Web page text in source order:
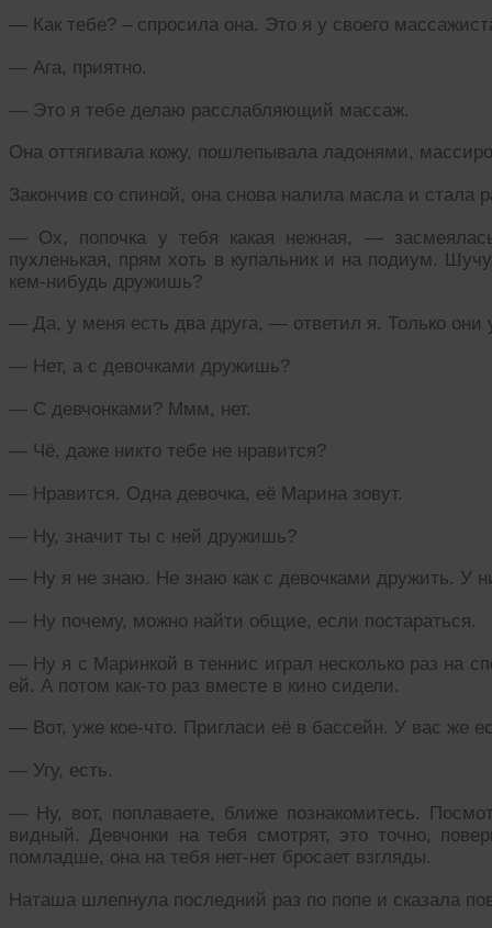
— Как тебе? – спросила она. Это я у своего
— Ага, приятно.
— Это я тебе делаю расслабляющий массаж.
Она оттягивала кожу, пошлепывала ладонями,
Закончив со спиной, она снова налила масла и стала
— Ох, попочка у тебя какая нежная, —
пухленькая, прям хоть в купальник и на подиум.
кем-нибудь дружишь?
— Да, у меня есть два друга, — ответил я. Только они
— Нет, а с девочками дружишь?
— С девчонками? Ммм, нет.
— Чё, даже никто тебе не нравится?
— Нравится. Одна девочка, её Марина зовут.
— Ну, значит ты с ней дружишь?
— Ну я не знаю. Не знаю как с девочками дружить. У
— Ну почему, можно найти общие, если постараться.
— Ну я с Маринкой в теннис играл несколько раз на
ей. А потом как-то раз вместе в кино сидели.
— Вот, уже кое-что. Пригласи её в бассейн. У вас же
— Угу, есть.
— Ну, вот, поплаваете, ближе познакомитесь.
видный. Девчонки на тебя смотрят, это точно,
помладше, она на тебя нет-нет бросает взгляды.
Наташа шлепнула последний раз по попе и сказала